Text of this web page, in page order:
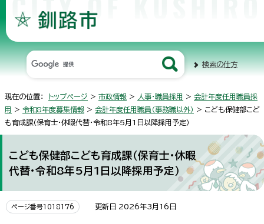
検索の仕方
現在の位置： トップページ > 市政情報 > 人事・職員採用 > 会計年度任用職員採
用
> 令和8年度募集情報 > 会計年度任用職員（事務職以外） > こども保健部こど
も育成課（保育士・休暇代替・令和8年5月1日以降採用予定）
こども保健部こども育成課（保育士・休暇
代替・令和8年5月1日以降採用予定）
ページ番号1018176 更新日 2026年3月16日